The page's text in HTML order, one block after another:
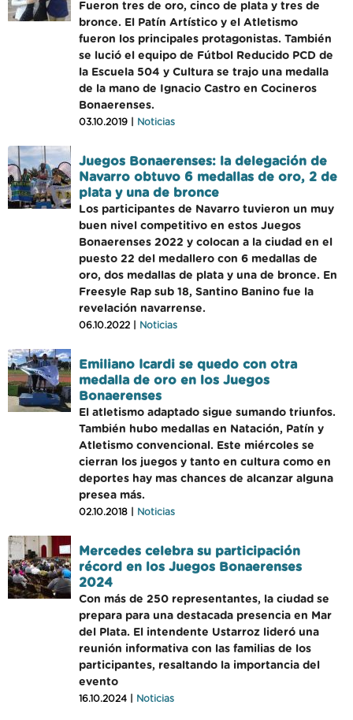
Fueron tres de oro, cinco de plata y tres de
bronce. El Patín Artístico y el Atletismo
fueron los principales protagonistas. También
se lució el equipo de Fútbol Reducido PCD de
la Escuela 504 y Cultura se trajo una medalla
de la mano de Ignacio Castro en Cocineros
Bonaerenses.
03.10.2019 | Noticias
Juegos Bonaerenses: la delegación de
Navarro obtuvo 6 medallas de oro, 2 de
plata y una de bronce
Los participantes de Navarro tuvieron un muy
buen nivel competitivo en estos Juegos
Bonaerenses 2022 y colocan a la ciudad en el
puesto 22 del medallero con 6 medallas de
oro, dos medallas de plata y una de bronce. En
Freesyle Rap sub 18, Santino Banino fue la
revelación navarrense.
06.10.2022 | Noticias
Emiliano Icardi se quedo con otra
medalla de oro en los Juegos
Bonaerenses
El atletismo adaptado sigue sumando triunfos.
También hubo medallas en Natación, Patín y
Atletismo convencional. Este miércoles se
cierran los juegos y tanto en cultura como en
deportes hay mas chances de alcanzar alguna
presea más.
02.10.2018 | Noticias
Mercedes celebra su participación
récord en los Juegos Bonaerenses
2024
Con más de 250 representantes, la ciudad se
prepara para una destacada presencia en Mar
del Plata. El intendente Ustarroz lideró una
reunión informativa con las familias de los
participantes, resaltando la importancia del
evento
16.10.2024 | Noticias